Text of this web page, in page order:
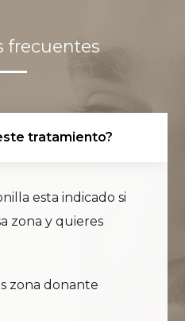
frecuentes
tratamiento?
esta indicado si
zona y quieres
zona donante